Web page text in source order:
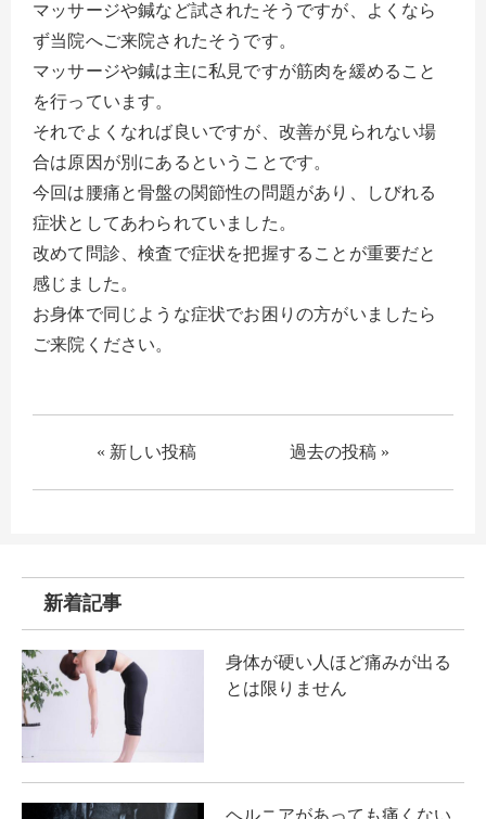
マッサージや鍼など試されたそうですが、よくなら
ず当院へご来院されたそうです。
マッサージや鍼は主に私見ですが筋肉を緩めること
を行っています。
それでよくなれば良いですが、改善が見られない場
合は原因が別にあるということです。
今回は腰痛と骨盤の関節性の問題があり、しびれる
症状としてあわられていました。
改めて問診、検査で症状を把握することが重要だと
感じました。
お身体で同じような症状でお困りの方がいましたら
ご来院ください。
« 新しい投稿 過去の投稿 »
新着記事
身体が硬い人ほど痛みが出る
とは限りません
ヘルニアがあっても痛くない